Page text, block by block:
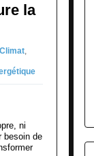
la
Climat,
ni
besoin de